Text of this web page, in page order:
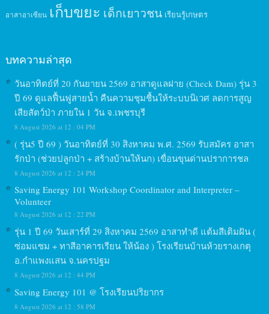
อาสาอาเซียน เก็บขยะ เด็กเยาวชน เรียนรู้เกษตร
บทความล่าสุด
วันอาทิตย์ที่ 20 กันยายน 2569 อาสาดูแลฝาย (Check Dam) รุ่น 3
ปี 69 ดูแลฟื้นฟูสายน้ำ คืนความชุมชื้นให้ระบบนิเวศ ลดการสูญ
เสียสัตว์ป่า ภายใน 1 วัน จ.เพชรบุรี
8 August 2026 at 12 : 04 PM
( รุ่น5 ปี 69 ) วันอาทิตย์ที่ 30 สิงหาคม พ.ศ. 2569 รับสมัคร อาสา
รักป่า (ช่วยปลูกป่า + สร้างบ้านให้นก) เขื่อนขุนด่านปราการชล
8 August 2026 at 12 : 24 PM
Saving Energy 101 Workshop Coordinator and Interpreter –
Volunteer
8 August 2026 at 12 : 22 PM
รุ่น 1 ปี 69 วันเสาร์ที่ 29 สิงหาคม 2569 อาสาทำดี แต้มสีเติมฝัน (
ซ่อมแซม + ทาสีอาคารเรียน ให้น้อง ) โรงเรียนบ้านห้วยรางเกตุ
อ.กำแพงแสน จ.นครปฐม
8 August 2026 at 12 : 44 PM
Saving Energy 101 @ โรงเรียนปริยากร
8 August 2026 at 12 : 58 PM